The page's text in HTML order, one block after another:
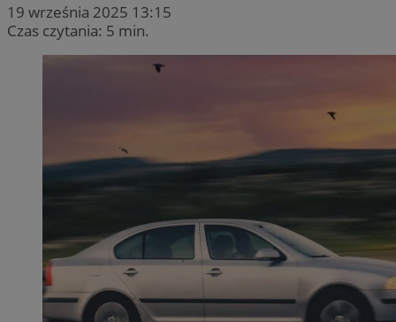
19 września 2025 13:15
Czas czytania: 5 min.